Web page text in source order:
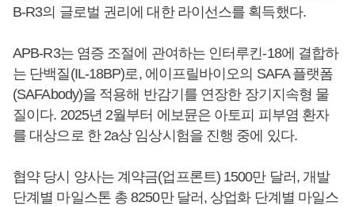
B-R3의 글로벌 권리에 대한 라이선스를 획득했다.
APB-R3는 염증 조절에 관여하는 인터루킨-18에 결합하
는 단백질(IL-18BP)로, 에이프릴바이오의 SAFA 플랫폼
(SAFAbody)을 적용해 반감기를 연장한 장기지속형 물
질이다. 2025년 2월부터 에보뮨은 아토피 피부염 환자
를 대상으로 한 2a상 임상시험을 진행 중에 있다.
협약 당시 양사는 계약금(업프론트) 1500만 달러, 개발
단계별 마일스톤 총 8250만 달러, 상업화 단계별 마일스